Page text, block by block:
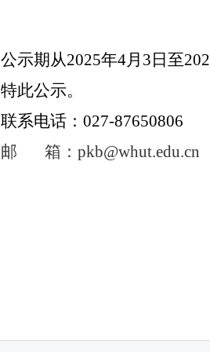
公示期 从2025年4月 3 日至202
特此公示。
联系电话： 027-87650806
邮
箱： pkb@whut.edu.cn